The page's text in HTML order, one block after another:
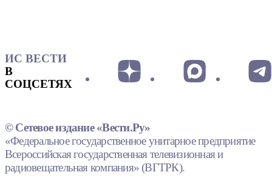
ИС ВЕСТИ
В
СОЦСЕТЯХ
© Сетевое издание «Вести.Ру»
«Федеральное государственное унитарное предприятие
Всероссийская государственная телевизионная и
радиовещательная компания» (ВГТРК).